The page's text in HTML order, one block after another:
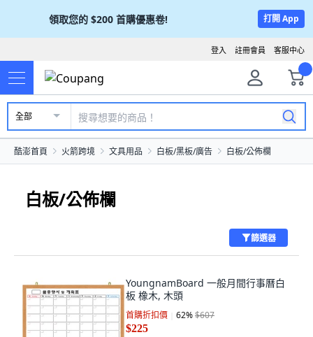
領取您的 $200 首購優惠卷! 打開 App
客服中心
註冊會員
登入
全部
酷澎首頁 火箭跨境 文具用品 白板/黑板/廣告 白板/公佈欄
白板/公佈欄
篩選器
YoungnamBoard 一般月間行事曆白
板 橡木, 木頭
首購折扣價 62%$607
$225